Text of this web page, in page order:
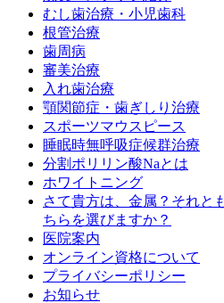
むし歯治療・小児歯科
根管治療
歯周病
審美治療
入れ歯治療
顎関節症・歯ぎしり治療
スポーツマウスピース
睡眠時無呼吸症候群治療
分割ポリリン酸Naとは
ホワイトニング
さて貴方は、金属？それと
ちらを選びますか？
医院案内
オンライン資格について
プライバシーポリシー
お知らせ